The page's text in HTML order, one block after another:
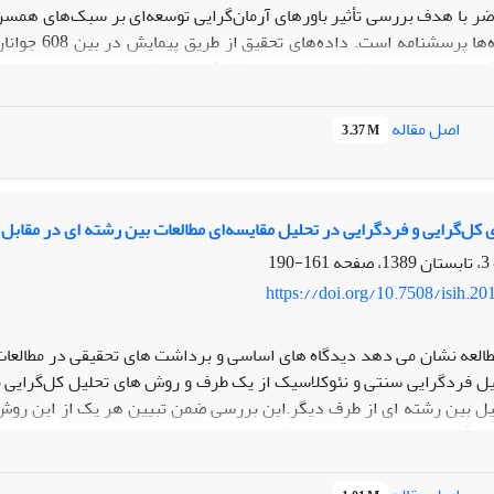
با هدف بررسی تأثیر باورهای آرمان‌گرایی توسعه‌ای بر سبک‌های
جمع‌آوری
شده است. یافته‌های تحقیق بیانگر آن است که بین متغیرهای
رابطه معناداری وجود دارد، و متغیرهای مادی‌گرایی، استفاده
بر اساس مدل نهایی تحقیق، پنج متغیر که بیشترین ارتباط را
و تحصیلات والدین بود که متغیر سبک‌های همسرگزینی را تبیین
تحصیلات والدین و نگرش‌های جنسیتی هم به‌‌صورت مستقیم و
بوده‌اند. در مجموع می‌توان گفت که سبک‌های مختلف همسرگزینی و
دگرگونی است و لازم است این پدیده به‌عنوان یک واقعیت اجتماعی در
اصل مقاله 3.37 M
و فردگرایی در تحلیل مقایسه‌ای مطالعات بین رشته ای در
161-190
https://doi.org/10.7508/
نشان می دهد دیدگاه های اساسی و برداشت های تحقیقی در
فردگرایی سنتی و نئوکلاسیک از یک طرف و روش های تحلیل
بین رشته ای از طرف دیگر.این بررسی ضمن تبیین هر یک از این روش
علّی و سببی متقابل با یک دیگربوده و یا دارای ارتباطات ساختاری
مسایل به دست دهد واین هدف دردسترس نخواهد بود مگر
دست می باشند.